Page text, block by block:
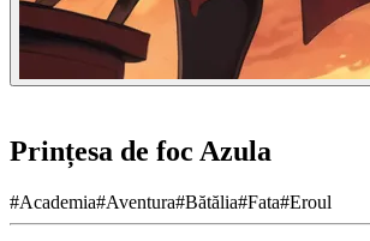
Prințesa de foc Azula
#Academia#Aventura#Bătălia#Fata#Eroul